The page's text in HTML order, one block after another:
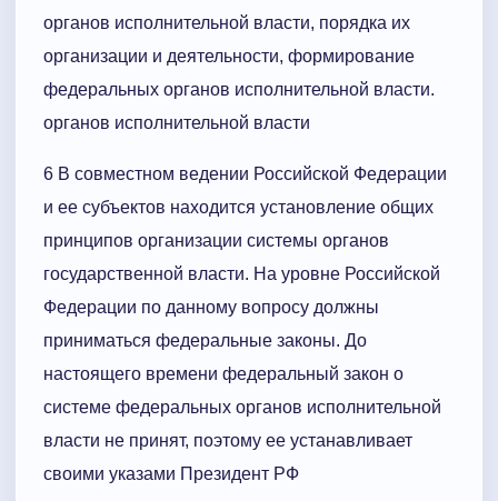
органов исполнительной власти, порядка их
организации и деятельности, формирование
федеральных органов исполнительной власти.
органов исполнительной власти
6 В совместном ведении Российской Федерации
и ее субъектов находится установление общих
принципов организации системы органов
государственной власти. На уровне Российской
Федерации по данному вопросу должны
приниматься федеральные законы. До
настоящего времени федеральный закон о
системе федеральных органов исполнительной
власти не принят, поэтому ее устанавливает
своими указами Президент РФ